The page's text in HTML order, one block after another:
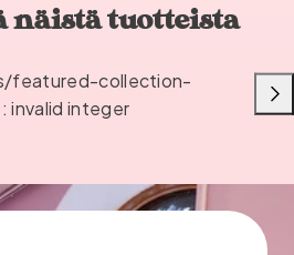
näistä tuotteista
featured-collection-
invalid integer